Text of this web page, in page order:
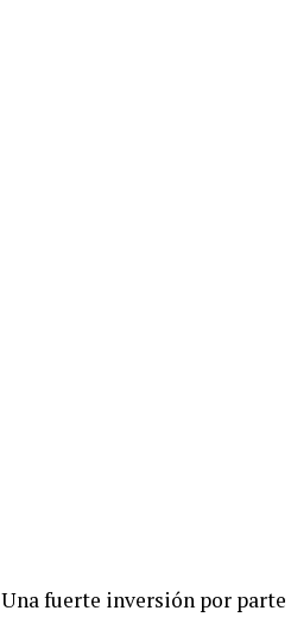
Una fuerte inversión por parte